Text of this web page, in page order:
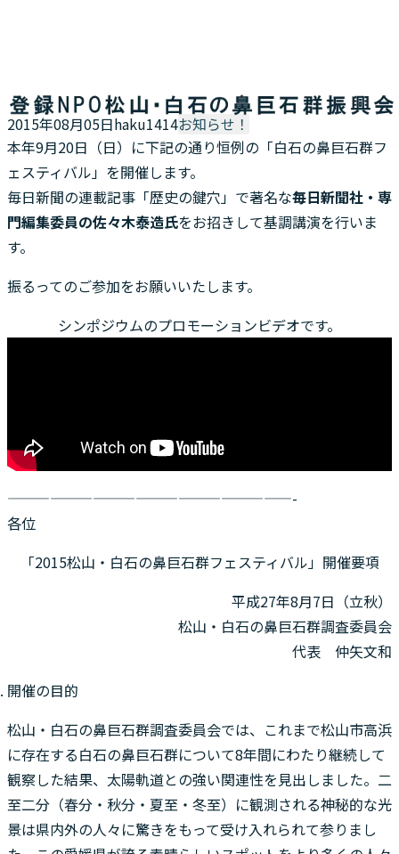
催（9/20）！
2015年08月05日haku1414お知らせ！
本年9月20日（日）に下記の通り恒例の「白石の鼻巨石群フ
ェスティバル」を開催します。
毎日新聞の連載記事「歴史の鍵穴」で著名な毎日新聞社・専
門編集委員の佐々木泰造氏をお招きして基調講演を行いま
す。
振るってのご参加をお願いいたします。
シンポジウムのプロモーションビデオです。
————————————————————-
各位
「2015松山・白石の鼻巨石群フェスティバル」開催要項
平成27年8月7日（立秋）
松山・白石の鼻巨石群調査委員会
代表 仲矢文和
開催の目的
松山・白石の鼻巨石群調査委員会では、これまで松山市高浜
に存在する白石の鼻巨石群について8年間にわたり継続して
観察した結果、太陽軌道との強い関連性を見出しました。二
至二分（春分・秋分・夏至・冬至）に観測される神秘的な光
景は県内外の人々に驚きをもって受け入れられて参りまし